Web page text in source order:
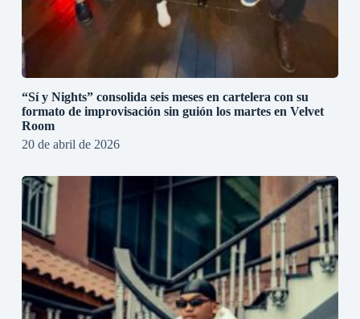
“Sí y Nights” consolida seis meses en cartelera con su
formato de improvisación sin guión los martes en Velvet
Room
20 de abril de 2026